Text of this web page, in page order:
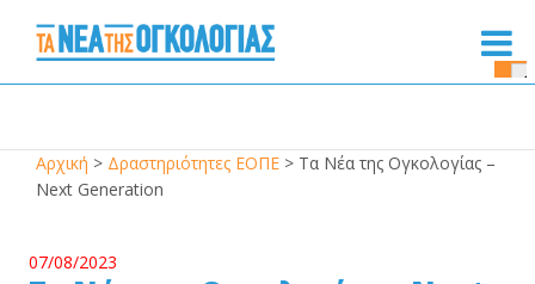
Αρχική > Δραστηριότητες ΕΟΠΕ > Τα Νέα της Ογκολογίας –
Next Generation
07/08/2023